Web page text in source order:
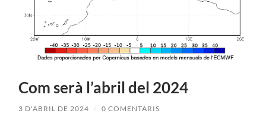
Com serà l’abril del 2024
3 D'ABRIL DE 2024 / 0 COMENTARIS